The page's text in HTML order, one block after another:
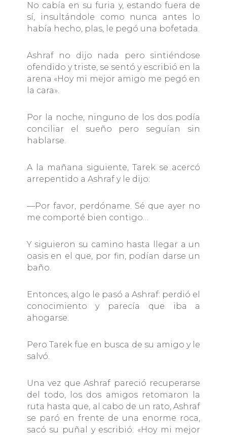
No cabía en su furia y, estando fuera de
sí, insultándole como nunca antes lo
había hecho, plas, le pegó una bofetada.
Ashraf no dijo nada pero sintiéndose
ofendido y triste, se sentó y escribió en la
arena «Hoy mi mejor amigo me pegó en
la cara».
Por la noche, ninguno de los dos podía
conciliar el sueño pero seguían sin
hablarse.
A la mañana siguiente, Tarek se acercó
arrepentido a Ashraf y le dijo:
—Por favor, perdóname. Sé que ayer no
me comporté bien contigo…
Y siguieron su camino hasta llegar a un
oasis en el que, por fin, podían darse un
baño.
Entonces, algo le pasó a Ashraf: perdió el
conocimiento y parecía que iba a
ahogarse.
Pero Tarek fue en busca de su amigo y le
salvó.
Una vez que Ashraf pareció recuperarse
del todo, los dos amigos retomaron la
ruta hasta que, al cabo de un rato, Ashraf
se paró en frente de una enorme roca,
sacó su puñal y escribió: «Hoy mi mejor